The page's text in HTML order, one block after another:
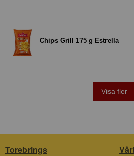
Chips Grill 175 g Estrella
Visa fler
Torebrings